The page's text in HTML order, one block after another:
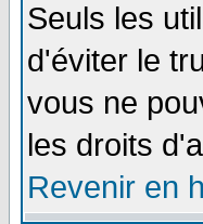
Seuls les
d'éviter le
vous ne
les droits
Revenir en